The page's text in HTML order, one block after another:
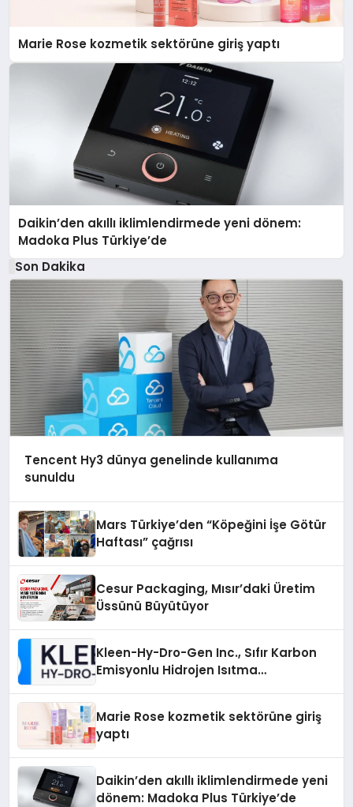
Marie Rose kozmetik sektörüne giriş yaptı
Daikin’den akıllı iklimlendirmede yeni dönem:
Madoka Plus Türkiye’de
Son Dakika
Tencent Hy3 dünya genelinde kullanıma
sunuldu
Mars Türkiye’den “Köpeğini İşe Götür
Haftası” çağrısı
Cesur Packaging, Mısır’daki Üretim
Üssünü Büyütüyor
Kleen-Hy-Dro-Gen Inc., Sıfır Karbon
Emisyonlu Hidrojen Isıtma
Marie Rose kozmetik sektörüne giriş
yaptı
Daikin’den akıllı iklimlendirmede yeni
dönem: Madoka Plus Türkiye’de